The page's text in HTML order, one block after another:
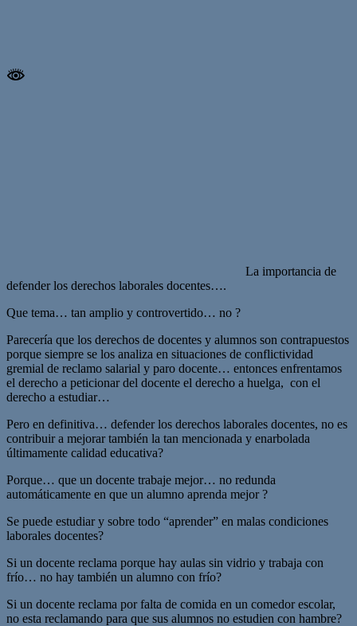
La importancia de
defender los derechos laborales docentes….
Que tema… tan amplio y controvertido… no ?
Parecería que los derechos de docentes y alumnos son contrapuestos
porque siempre se los analiza en situaciones de conflictividad
gremial de reclamo salarial y paro docente… entonces enfrentamos
el derecho a peticionar del docente el derecho a huelga, con el
derecho a estudiar…
Pero en definitiva… defender los derechos laborales docentes, no es
contribuir a mejorar también la tan mencionada y enarbolada
últimamente calidad educativa?
Porque… que un docente trabaje mejor… no redunda
automáticamente en que un alumno aprenda mejor ?
Se puede estudiar y sobre todo “aprender” en malas condiciones
laborales docentes?
Si un docente reclama porque hay aulas sin vidrio y trabaja con
frío… no hay también un alumno con frío?
Si un docente reclama por falta de comida en un comedor escolar,
no esta reclamando para que sus alumnos no estudien con hambre?